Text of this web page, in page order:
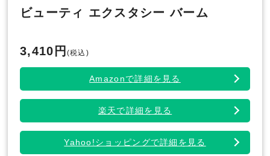
ビューティ エクスタシー バーム
3,410円 (税込)
Amazonで詳細を見る
楽天で詳細を見る
Yahoo!ショッピングで詳細を見る